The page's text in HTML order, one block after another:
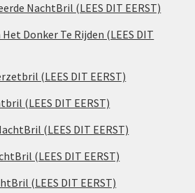
NachtBril (LEES DIT EERST)
Donker Te Rijden (LEES DIT
(LEES DIT EERST)
(LEES DIT EERST)
(LEES DIT EERST)
(LEES DIT EERST)
(LEES DIT EERST)